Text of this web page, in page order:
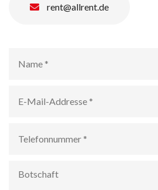
rent@allrent.de
Mail-